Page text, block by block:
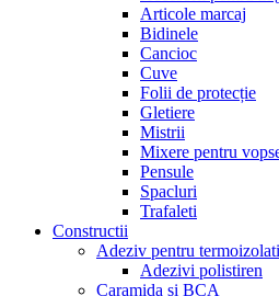
Articole marcaj
Bidinele
Cancioc
Cuve
Folii de protecție
Gletiere
Mistrii
Mixere pentru
Pensule
Spacluri
Trafaleti
Constructii
Adeziv pentru
Adezivi polistiren
Caramida si BCA